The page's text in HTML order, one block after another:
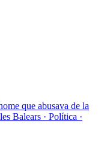
que abusava de la
Balears · Política ·